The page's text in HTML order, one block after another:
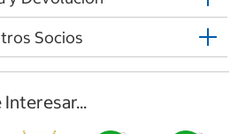
Socios
Interesar...